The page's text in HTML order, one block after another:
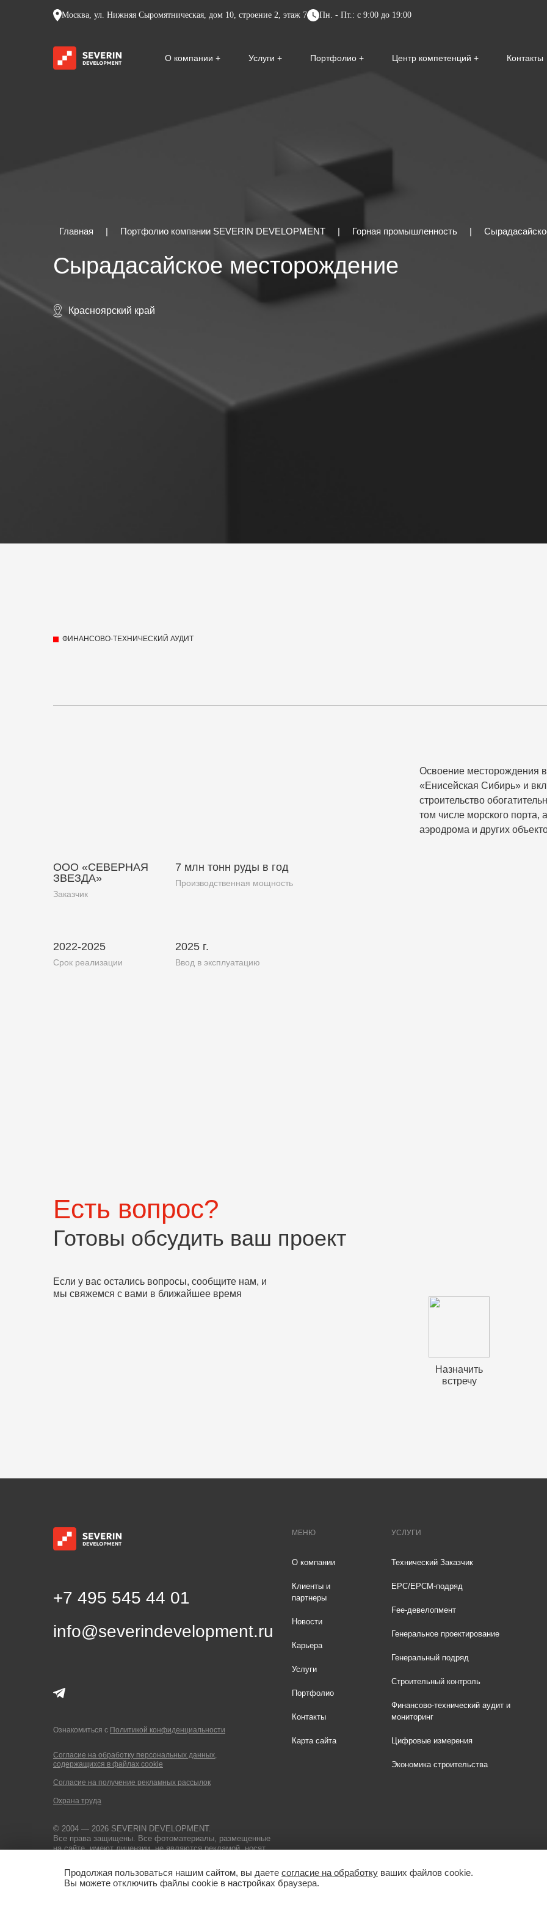
Москва, ул. Нижняя Сыромятническая, дом 10, строение 2, этаж 7 Пн. - Пт.: с 9:00 до 19:00
О компании Услуги Портфолио Центр компетенций Контакты
Главная | Портфолио компании SEVERIN DEVELOPMENT | Горная промышленность |
Сырадасайское месторождение
Красноярский край
ФИНАНСОВО-ТЕХНИЧЕСКИЙ АУДИТ
ООО «СЕВЕРНАЯ
ЗВЕЗДА»
Заказчик
7 млн тонн руды в год
Производственная мощность
2022-2025
Срок реализации
2025 г.
Ввод в эксплуатацию
Освоение месторождения
«Енисейская Сибирь» и
строительство
том числе морского порта,
аэродрома и других
Есть вопрос?
Готовы обсудить ваш проект
Если у вас остались вопросы, сообщите нам, и
мы свяжемся с вами в ближайшее время
Назначить
встречу
+7 495 545 44 01
info@severindevelopment.ru
Ознакомиться с Политикой конфиденциальности
Согласие на обработку персональных данных,
содержащихся в файлах cookie
Согласие на получение рекламных рассылок
Охрана труда
© 2004 — 2026 SEVERIN DEVELOPMENT.
Все права защищены. Все фотоматериалы, размещенные
на сайте, имеют лицензии, не являются рекламой, носят
указания источника запрещено.
МЕНЮ
О компании
Клиенты и
партнеры
Новости
Карьера
Услуги
Портфолио
Контакты
Карта сайта
УСЛУГИ
Технический Заказчик
EPC/EPCM-подряд
Fee-девелопмент
Генеральное проектирование
Генеральный подряд
Строительный контроль
Финансово-технический аудит и
мониторинг
Цифровые измерения
Экономика строительства
Продолжая пользоваться нашим сайтом, вы даете согласие на обработку ваших файлов cookie.
Вы можете отключить файлы cookie в настройках браузера.